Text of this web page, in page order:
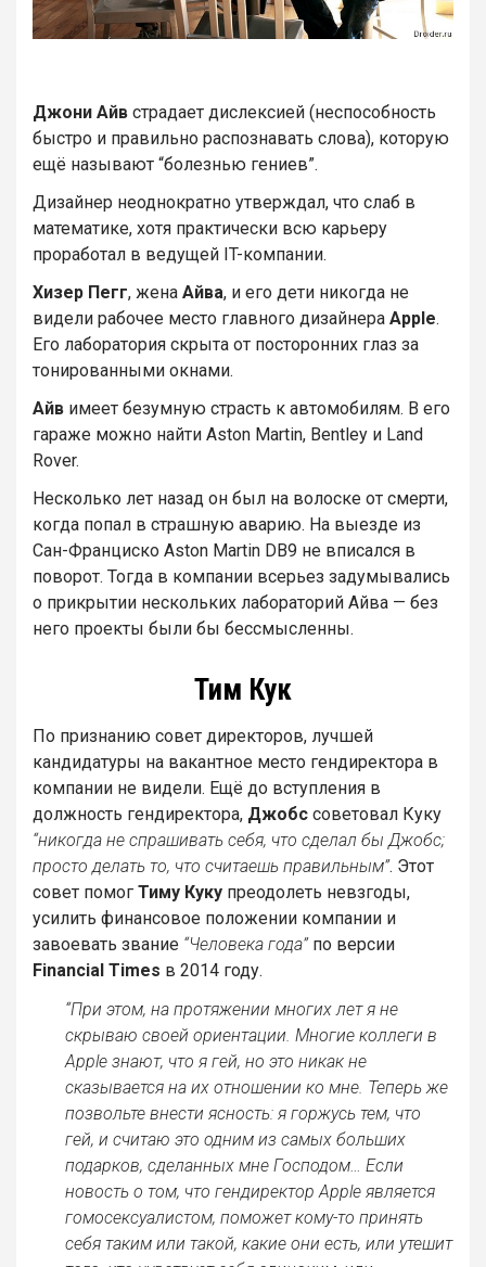
Джони Айв страдает дислексией (неспособность
быстро и правильно распознавать слова), которую
ещё называют “болезнью гениев”.
Дизайнер неоднократно утверждал, что слаб в
математике, хотя практически всю карьеру
проработал в ведущей IT-компании.
Хизер Пегг, жена Айва, и его дети никогда не
видели рабочее место главного дизайнера Apple.
Его лаборатория скрыта от посторонних глаз за
тонированными окнами.
Айв имеет безумную страсть к автомобилям. В его
гараже можно найти Aston Martin, Bentley и Land
Rover.
Несколько лет назад он был на волоске от смерти,
когда попал в страшную аварию. На выезде из
Сан-Франциско Aston Martin DB9 не вписался в
поворот. Тогда в компании всерьез задумывались
о прикрытии нескольких лабораторий Айва — без
него проекты были бы бессмысленны.
Тим Кук
По признанию совет директоров, лучшей
кандидатуры на вакантное место гендиректора в
компании не видели. Ещё до вступления в
должность гендиректора, Джобс советовал Куку
“никогда не спрашивать себя, что сделал бы Джобс;
просто делать то, что считаешь правильным”. Этот
совет помог Тиму Куку преодолеть невзгоды,
усилить финансовое положении компании и
завоевать звание “Человека года”по версии
Financial Times в 2014 году.
“При этом, на протяжении многих лет я не
скрываю своей ориентации. Многие коллеги в
Apple знают, что я гей, но это никак не
сказывается на их отношении ко мне. Теперь же
позвольте внести ясность: я горжусь тем, что
гей, и считаю это одним из самых больших
подарков, сделанных мне Господом… Если
новость о том, что гендиректор Apple является
гомосексуалистом, поможет кому-то принять
себя таким или такой, какие они есть, или утешит